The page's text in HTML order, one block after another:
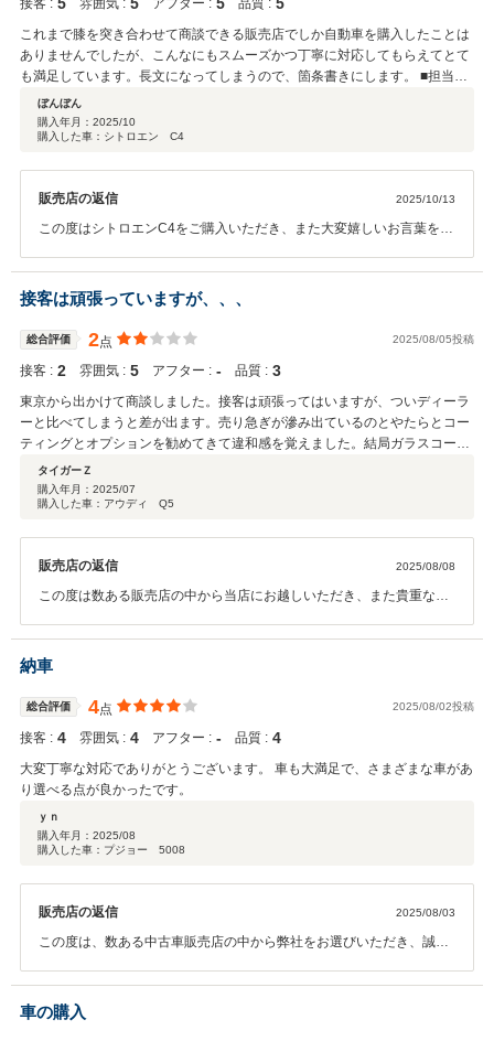
接客 : 雰囲気 : アフター : 品質 :
これまで膝を突き合わせて商談できる販売店でしか自動車を購入したことは
ありませんでしたが、こんなにもスムーズかつ丁寧に対応してもらえてとて
も満足しています。長文になってしまうので、箇条書きにします。 ■担当さ
んとはLINEをつなげていただき、必要書類のやりとりなどとてもスムーズに
進められました。 ■契約前から納車まで一貫して丁寧かつ一歩踏み込んで顧
客のことを考えてくれました。高圧的だったり、急にそっけなくなったり、
していただけました。ウォータースポットも目を凝らしても見当たりませ
ん。 ■契約時の選べるサービスパックの中に系列店でしか使えないものがあ
て正解でした。 担当いただいたKさん、お若いのにすごくやり手です。勤務
時間外でもこちらの疑問を解消していただけました。よい買い物をさせてい
ただきありがとうございました！
ぼんぼん
購入年月： 2025/10
購入した車：シトロエン C4
販売店の返信 2025/10/13
この度はシトロエンC4をご購入いただき、また大変嬉しいお言葉を頂
められたとのことで、スタッフ一同大変励みになります。 今後とも快
適なカーライフをお過ごしいただけるよう、アフターサービス面でも
しっかりサポートさせていただきます。 何かお困りのことがございま
したら、いつでもお気軽にご相談くださいませ。 今後とも末永いお付
き合いのほど、よろしくお願いいたします。
接客は頑張っていますが、、、
総合評価 2点 2025/08/05投稿
接客 : 2 雰囲気 : 5 アフター : ‐ 品質 : 3
東京から出かけて商談しました。接客は頑張ってはいますが、ついディーラ
ーと比べてしまうと差が出ます。売り急ぎが滲み出ているのとやたらとコー
ティングとオプションを勧めてきて違和感を覚えました。結局ガラスコート
を頼みましたが、購入して気付いたのはウオータースポットが全体にベット
リ、長く外で晒されていたんでしょうね。ウロコの上からコーティングされ
ても嬉しくはありません。車体のコーティングは頼まずよかったと思いまし
たとえ中古車でもクルマを大事にする顧客の気持ちに寄り添って欲しいと思
いました。
タイガーＺ
購入年月： 2025/07
購入した車：アウディ Q5
販売店の返信 2025/08/08
この度は数ある販売店の中から当店にお越しいただき、また貴重なお
げます。 しかしながら、接客やご提案の姿勢、そしてお車の状態につ
きまして、ご期待に沿うことができず、ご不快な思いをおかけしまし
め、接客対応の改善はもちろん、展示・納車前整備の品質向上、そし
てご提案方法の見直しに全力で取り組んでまいります。 大切なお車を
気持ちよくお乗りいただけることこそ、私たちの務めであると改めて
認識いたしました。 このたびは率直なご意見をお寄せくださり、誠に
ありがとうございました。 今後はお客様に安心してお任せいただける
納車
総合評価 4点 2025/08/02投稿
接客 : 4 雰囲気 : 4 アフター : ‐ 品質 : 4
大変丁寧な対応でありがとうございます。 車も大満足で、さまざまな車があ
り選べる点が良かったです。
ｙｎ
購入年月： 2025/08
購入した車：プジョー 5008
販売店の返信 2025/08/03
この度は、数ある中古車販売店の中から弊社をお選びいただき、誠に
さらにご期待に沿えるサービスを目指してスタッフ一同努めてまいり
ます。 今回ご購入いただきましたお車によって日常生活がより充実し
たものとなることを願っております
車の購入